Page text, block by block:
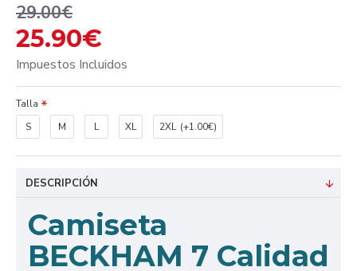
25.90€
29.00€
Impuestos Incluidos
Talla
S
M L XL 2XL (+1.00€)
DESCRIPCIÓN
Camiseta
BECKHAM 7 Calidad